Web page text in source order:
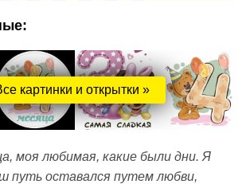
картинки и открытки »
моя любимая, какие были дни. Я
путь оставался путем любви,